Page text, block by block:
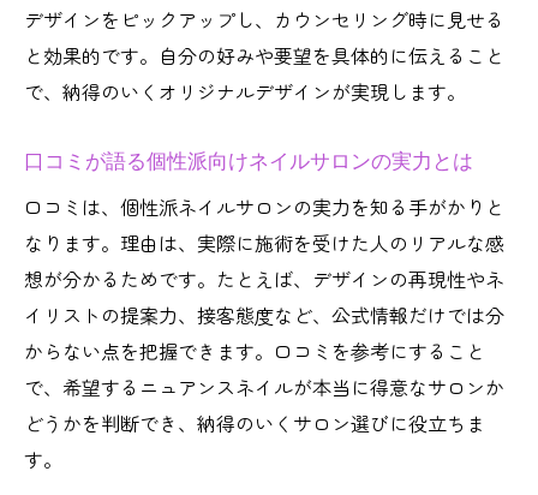
デザインをピックアップし、カウンセリング時に見せる
と効果的です。自分の好みや要望を具体的に伝えること
で、納得のいくオリジナルデザインが実現します。
口コミが語る個性派向けネイルサロンの実力とは
口コミは、個性派ネイルサロンの実力を知る手がかりと
なります。理由は、実際に施術を受けた人のリアルな感
想が分かるためです。たとえば、デザインの再現性やネ
イリストの提案力、接客態度など、公式情報だけでは分
からない点を把握できます。口コミを参考にすること
で、希望するニュアンスネイルが本当に得意なサロンか
どうかを判断でき、納得のいくサロン選びに役立ちま
す。